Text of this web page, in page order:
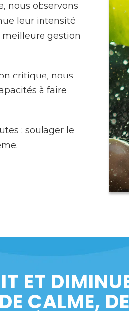
nous observons
leur intensité
meilleure gestion
critique, nous
à faire
: soulager le
ET
CALME,